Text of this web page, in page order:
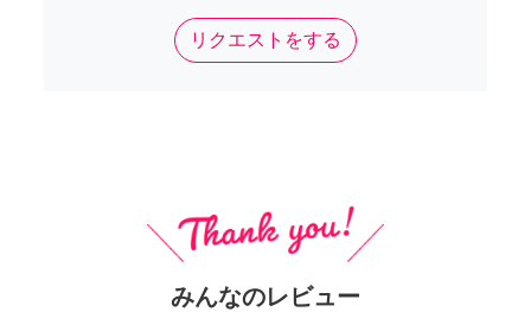
リクエストをする
みんなのレビュー